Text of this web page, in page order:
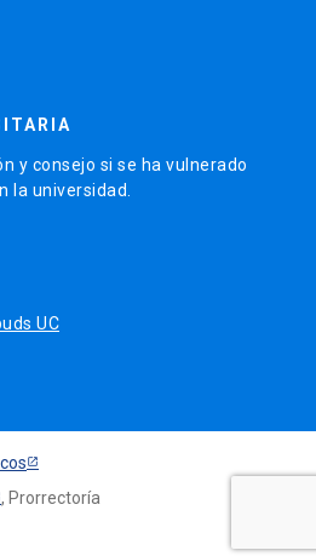
y consejo si se ha vulnerado
la universidad.
UC
, Prorrectoría